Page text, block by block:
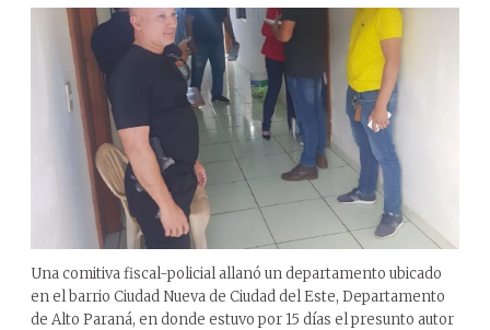
Una comitiva fiscal-policial allanó un departamento ubicado
en el barrio Ciudad Nueva de Ciudad del Este, Departamento
de Alto Paraná, en donde estuvo por 15 días el presunto autor